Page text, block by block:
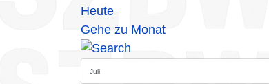
Heute
Gehe zu Monat